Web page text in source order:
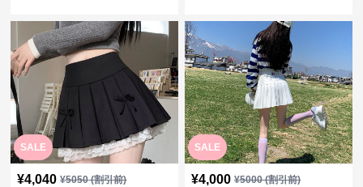
SALE
¥4,040 ¥5050(割引前)
SALE
¥4,000 ¥5000(割引前)